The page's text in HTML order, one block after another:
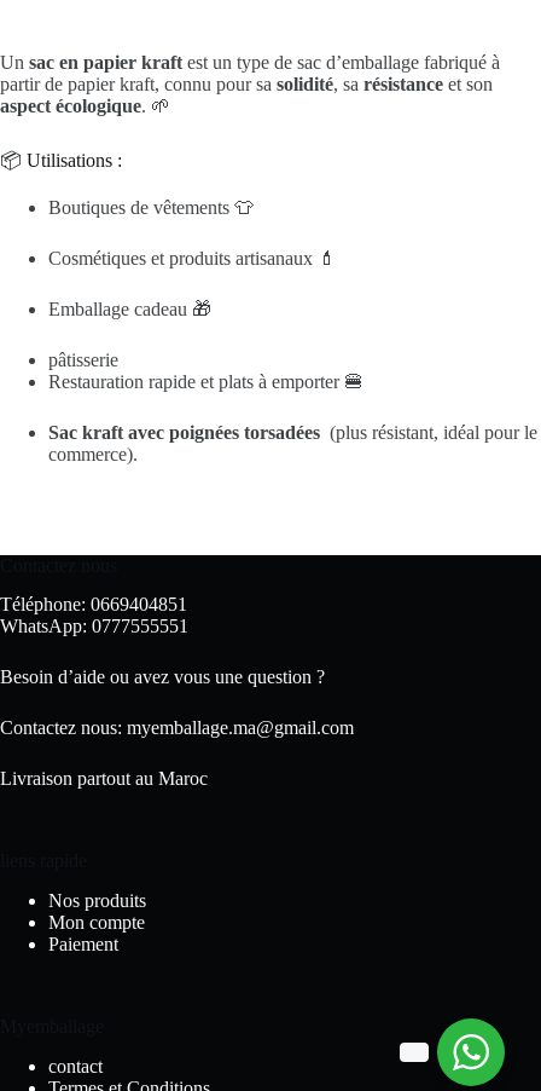
Un sac en papier kraft est un type de sac d’emballage fabriqué à
partir de papier kraft, connu pour sa solidité, sa résistance et son
aspect écologique. 🌱
📦 Utilisations :
Boutiques de vêtements 👕
Cosmétiques et produits artisanaux 💄
Emballage cadeau 🎁
pâtisserie
Restauration rapide et plats à emporter 🍔
Sac kraft avec poignées torsadées (plus résistant, idéal pour le
commerce).
Téléphone: 0669404851
WhatsApp: 0777555551
Besoin d’aide ou avez vous une question ?
Contactez nous: myemballage.ma@gmail.com
Livraison partout au Maroc
Nos produits
Mon compte
Paiement
contact